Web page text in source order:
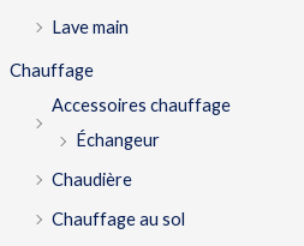
Lave main
Chauffage
Accessoires chauffage
Échangeur
Chaudière
Chauffage au sol